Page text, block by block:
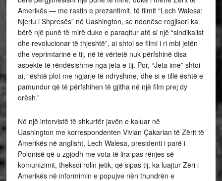
Amerikës — me rastin e prezantimit, të filmit “Lech Walesa:
Njeriu i Shpresës” në Uashington, se ndonëse regjisori ka
bërë një punë të mirë duke e paraqitur atë si një “sindikalist
dhe revolucionar të thjeshtë”, ai shtoi se filmi i ri mbi jetën
dhe veprimtarinë e tij, në të vërtetë nuk përfshinë disa
aspekte të rëndësishme nga jeta e tij. Por, “Jeta ime” shtoi
ai, “është plot me ngjarje të ndryshme, dhe si e tillë është e
pamundur që të përfshihen të gjitha në një film prej dy
orësh.”
Në një intervistë të shkurtër javën e kaluar në
Uashington me korrespondenten Vivian Çakarian të Zërit të
Amerikës në anglisht, Lech Walesa, presidenti i parë i
Polonisë që u zgjodh me vota të lira pas rënjes së
komunizimit, theksoi rolin jetik, që sipas tij, ka luajtur Zëri i
Amerikës në informimin e popujve nën thundrën e